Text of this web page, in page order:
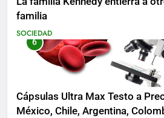
familia
SOCIEDAD
6
Cápsulas Ultra Max Testo a
México, Chile, Argentina,